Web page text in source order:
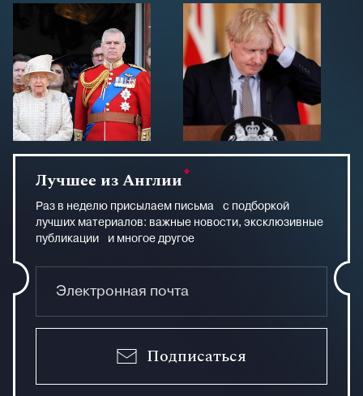
Лучшее из Англии
Раз в неделю присылаем письма с подборкой
лучших материалов: важные новости, эксклюзивные
публикации и многое другое
Подписаться